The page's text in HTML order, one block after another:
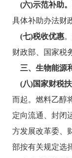
(六)示范补助。
具体补助办法财
(七)税收优惠
财政部、国家税
三、生物能源
(八)国家财税扶
而起。燃料乙醇
定向流通、封闭
方发展改革委、
部按有关规定选